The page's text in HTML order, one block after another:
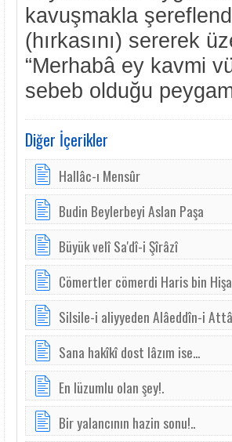
kavuşmakla
(hırkasını) sererek
“Merhabâ ey kavmi
sebeb olduğu
Diğer İçerikler
Hallâc-ı Mensûr
Budin Beylerbeyi Aslan Paşa
Büyük velî Sa'dî-i Şîrâzî
Cömertler cömerdi Haris bin
Silsile-i aliyyeden Alâeddîn-i
Sana hakîkî dost lâzım ise...
En lüzumlu olan şey!.
Bir yalancının hazin sonu!..